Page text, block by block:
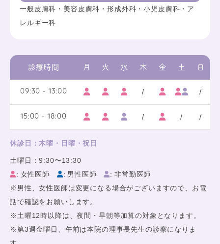
一般皮膚科・美容皮膚科・形成外科・小児皮膚科・ア
レルギー科
診療時間 月 火 水 木 金 土 日
09:30 - 13:00 / /
15:00 - 18:00 / / /
休診日：木曜・日曜・祝日
土曜日：9:30〜13:30
: 女性医師
: 男性医師
: 非常勤医師
※男性、女性医師は変更になる場合がございますので、お電
話で確認をお願いします。
※土曜12時以降は、夜間・早朝等加算の対象となります。
※第3週金曜日、午前は本院の理事長先生の診察になりま